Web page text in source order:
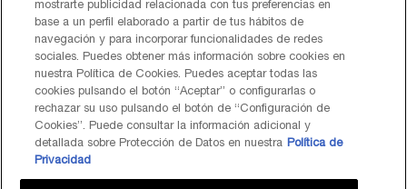
€ - ES (ES)
© Lancôme 2026
mostrarte publicidad relacionada con tus preferencias en
base a un perfil elaborado a partir de tus hábitos de
navegación y para incorporar funcionalidades de redes
sociales. Puedes obtener más información sobre cookies en
nuestra Política de Cookies. Puedes aceptar todas las
cookies pulsando el botón “Aceptar” o configurarlas o
rechazar su uso pulsando el botón de “Configuración de
Cookies”. Puede consultar la información adicional y
detallada sobre Protección de Datos en nuestra Política de
Privacidad